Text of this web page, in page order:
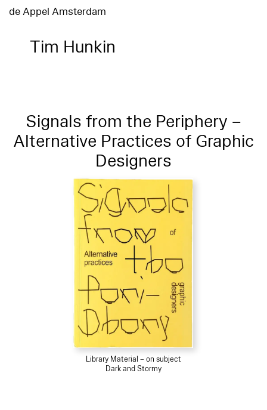
de Appel Amsterdam
Tim Hunkin
Signals from the Periphery –
Alternative Practices of Graphic
Designers
Library Material – on subject
Dark and Stormy